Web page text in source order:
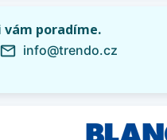
vám poradíme.
info@trendo.cz